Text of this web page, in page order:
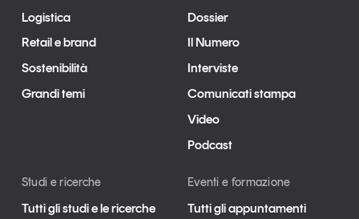
Tendenze Journal
La nostra newsletter nella tua email
Iscriviti
Logistica
Retail e brand
Sostenibilità
Grandi temi
Dossier
Il Numero
Interviste
Comunicati stampa
Video
Podcast
Studi e ricerche
Tutti gli studi e le ricerche
Eventi e formazione
Tutti gli appuntamenti